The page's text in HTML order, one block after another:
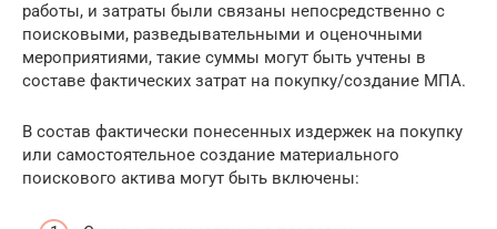
работы, и затраты были связаны непосредственно с
поисковыми, разведывательными и оценочными
мероприятиями, такие суммы могут быть учтены в
составе фактических затрат на покупку/создание МПА.
В состав фактически понесенных издержек на покупку
или самостоятельное создание материального
поискового актива могут быть включены: